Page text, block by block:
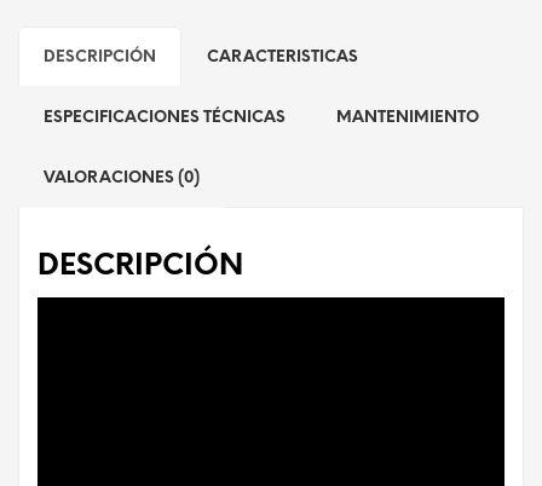
DESCRIPCIÓN CARACTERISTICAS
ESPECIFICACIONES TÉCNICAS MANTENIMIENTO
VALORACIONES (0)
DESCRIPCIÓN